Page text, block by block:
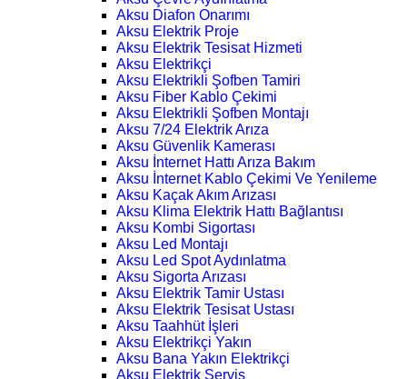
Aksu Diafon Onarımı
Aksu Elektrik Proje
Aksu Elektrik Tesisat Hizmeti
Aksu Elektrikçi
Aksu Elektrikli Şofben Tamiri
Aksu Fiber Kablo Çekimi
Aksu Elektrikli Şofben Montajı
Aksu 7/24 Elektrik Arıza
Aksu Güvenlik Kamerası
Aksu İnternet Hattı Arıza Bakım
Aksu İnternet Kablo Çekimi Ve Yenileme
Aksu Kaçak Akım Arızası
Aksu Klima Elektrik Hattı Bağlantısı
Aksu Kombi Sigortası
Aksu Led Montajı
Aksu Led Spot Aydınlatma
Aksu Sigorta Arızası
Aksu Elektrik Tamir Ustası
Aksu Elektrik Tesisat Ustası
Aksu Taahhüt İşleri
Aksu Elektrikçi Yakın
Aksu Bana Yakın Elektrikçi
Aksu Elektrik Servis